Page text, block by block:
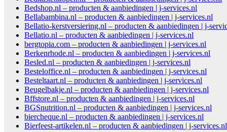
Bedshop.nl – producten & aanbiedingen | j-services.nl
Bellabambina.nl – producten & aanbiedingen | j-services.nl
Bellatio-kerstversiering.nl – producten & aanbiedingen | j-
Bellatio.nl – producten & aanbiedingen | j-services.nl
bergtopia.com – producten & aanbiedingen | j-services.nl
Berkenrhode.nl – producten & aanbiedingen | j-services.nl
Besled.nl – producten & aanbiedingen | j-services.nl
Besteloffice.nl – producten & aanbiedingen | j-services.nl
Besteltaart.nl – producten & aanbiedingen | j-services.nl
Beugelbakje.nl – producten & aanbiedingen | j-services.nl
Bffstore.nl – producten & aanbiedingen | j-services.nl
BGSnutrition.nl – producten & aanbiedingen | j-services.nl
biercheque.nl – producten & aanbiedingen | j-services.nl
Bierfeest-artikelen.nl – producten & aanbiedingen | j-services.nl